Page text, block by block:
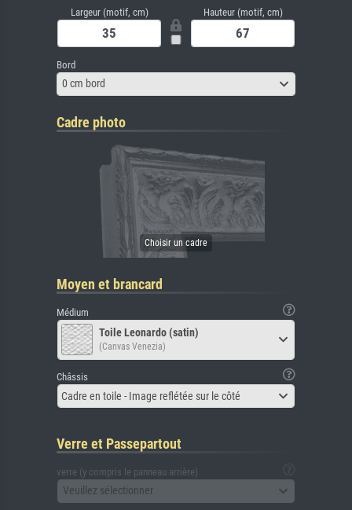
Largeur (motif, cm) Hauteur (motif, cm)
Bord
0 cm bord
Cadre photo
Moyen et brancard
Médium
Toile Leonardo (satin)
(Canvas Venezia)
Châssis
Cadre en toile - Image reflétée sur le côté
Verre et Passepartout
verre (y compris le panneau arrière)
Veuillez sélectionner